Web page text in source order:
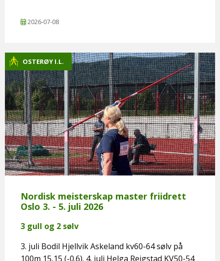
2026-07-08
OSTERØY I.L.
Nordisk meisterskap master friidrett
Oslo 3. - 5. juli 2026
3 gull og 2 sølv
3. juli Bodil Hjellvik Askeland kv60-64 sølv på
100m 15,15 (-0.6). 4. juli Helga Reigstad KV50-54